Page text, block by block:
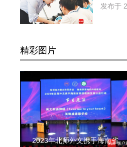
发布于
精彩图片
2023年北师外文携手海南省